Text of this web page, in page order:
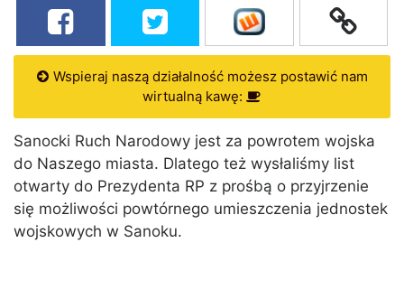
Wspieraj naszą działalność możesz postawić nam
wirtualną kawę:
Sanocki Ruch Narodowy jest za powrotem wojska
do Naszego miasta. Dlatego też wysłaliśmy list
otwarty do Prezydenta RP z prośbą o przyjrzenie
się możliwości powtórnego umieszczenia jednostek
wojskowych w Sanoku.